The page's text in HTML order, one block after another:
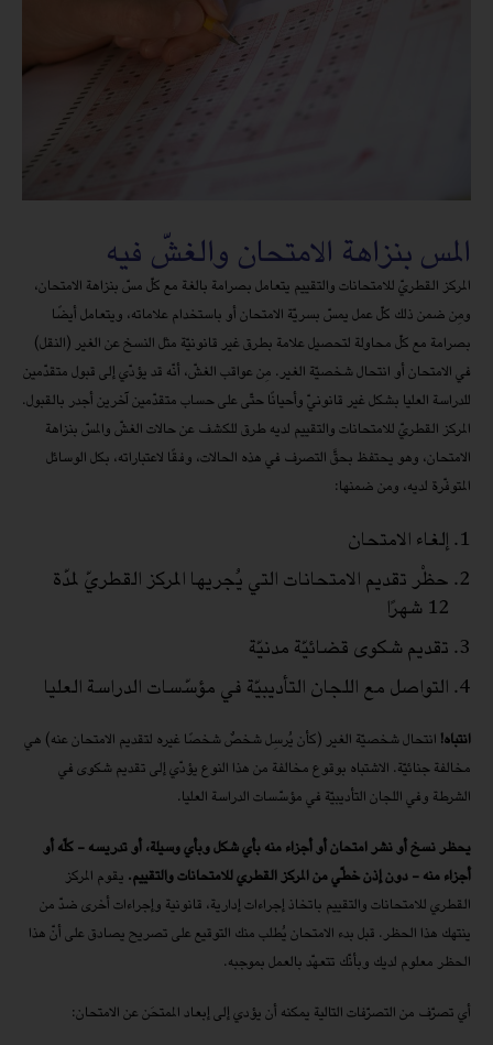
المس بنزاهة الامتحان والغشّ فيه
المركز القطريّ للامتحانات والتقييم يتعامل بصرامة بالغة مع كلّ مسّ بنزاهة الامتحان،
ومِن ضمن ذلك كلّ عمل يمسّ بسريّة الامتحان أو باستخدام علاماته، ويتعامل أيضًا
بصرامة مع كلّ محاولة لتحصيل علامة بطرق غير قانونيّة مثل النسخ عن الغير (النقل)
في الامتحان أو انتحال شخصيّة الغير. مِن عواقب الغشّ، أنّه قد يؤدّي إلى قبول متقدّمين
للدراسة العليا بشكل غير قانونيّ وأحيانًا حتّى على حساب متقدّمين آخرين أجدر بالقبول.
المركز القطريّ للامتحانات والتقييم لديه طرق للكشف عن حالات الغشّ والمسّ بنزاهة
الامتحان، وهو يحتفظ بحقَّ التصرف في هذه الحالات، وفقًا لاعتباراته، بكل الوسائل
المتوفّرة لديه، ومن ضمنها:
إلغاء الامتحان
حظْر تقديم الامتحانات التي يُجريها المركز القطريّ لمدّة
12 شهرًا
تقديم شكوى قضائيّة مدنيّة
التواصل مع اللجان التأديبيّة في مؤسّسات الدراسة العليا
انتباه! انتحال شخصيّة الغير (كأن يُرسِل شخصٌ شخصًا غيره لتقديم الامتحان عنه) هي
مخالفة جنائيّة. الاشتباه بوقوع مخالفة من هذا النوع يؤدّي إلى تقديم شكوى في
الشرطة وفي اللجان التأديبيّة في مؤسّسات الدراسة العليا.
يحظر نسخ أو نشر امتحان أو أجزاء منه بأي شكل وبأي وسيلة، أو تدريسه - كلّه أو
أجزاء منه - دون إذن خطّي من المركز القطري للامتحانات والتقييم. يقوم المركز
القطري للامتحانات والتقييم باتخاذ إجراءات إدارية، قانونية وإجراءات أخرى ضدّ من
ينتهك هذا الحظر. قبل بدء الامتحان يُطلب منك التوقيع على تصريح يصادق على أنّ هذا
الحظر معلوم لديك وبأنّك تتعهّد بالعمل بموجبه.
أي تصرّف من التصرّفات التالية يمكنه أن يؤدي إلى إبعاد الممتحَن عن الامتحان: